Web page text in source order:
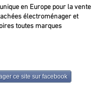
en Europe pour la vente
électroménager et
toutes marques
ce site sur facebook